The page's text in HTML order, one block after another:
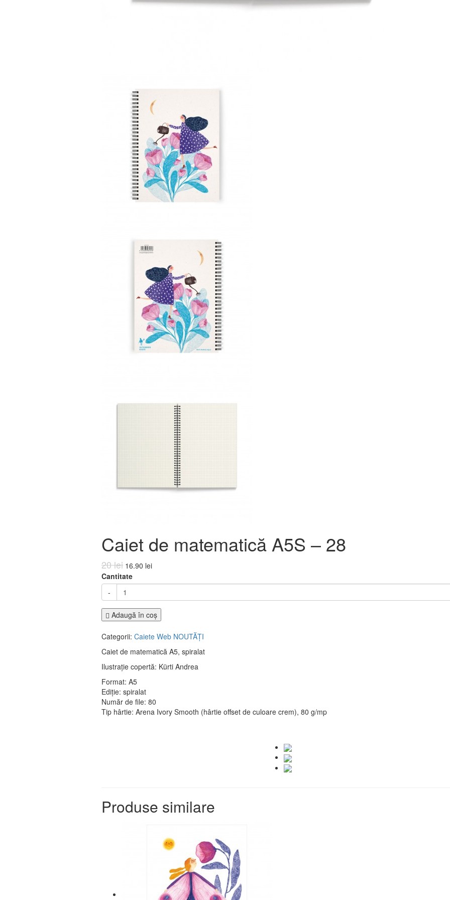
Caiet de matematică A5S – 28
20 lei 16.90 lei
Cantitate
-
Adaugă în coş
Categorii: Caiete Web NOUTĂȚI
Caiet de matematică A5, spiralat
Ilustrație copertă: Kürti Andrea
Format: A5
Ediție: spiralat
Număr de file: 80
Tip hârtie: Arena Ivory Smooth (hârtie offset de culoare crem), 80 g/mp
Produse similare